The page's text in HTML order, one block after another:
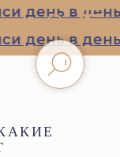
день в день
день в день